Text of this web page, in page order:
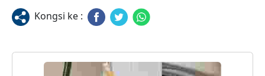
Kongsi ke :